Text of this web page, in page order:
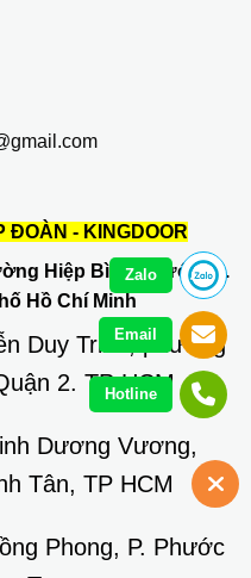
ĐOÀN - KINGDOOR
Hiệp Bình Phước, Q.
Hồ Chí Minh
Duy Trinh, phường
2. TP HCM
Dương Vương,
Tân, TP HCM
Phong, P. Phước
Zalo
Email
Hotline